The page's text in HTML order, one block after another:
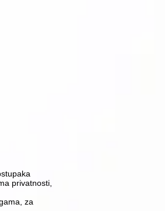
privatnosti,
za